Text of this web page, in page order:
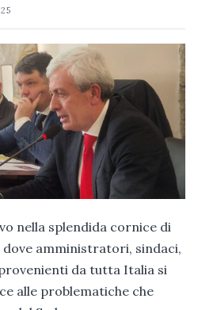
nella splendida cornice di
dove amministratori, sindaci,
da tutta Italia si
alle problematiche che